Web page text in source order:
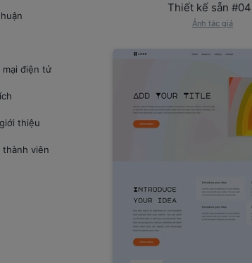
mại điện tử
thiệu
thành viên
Thiết kế sẵn
Ảnh tác giả